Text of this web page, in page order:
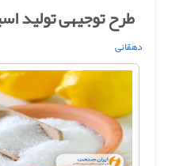
طرح توجیهی تولید
دهقانی